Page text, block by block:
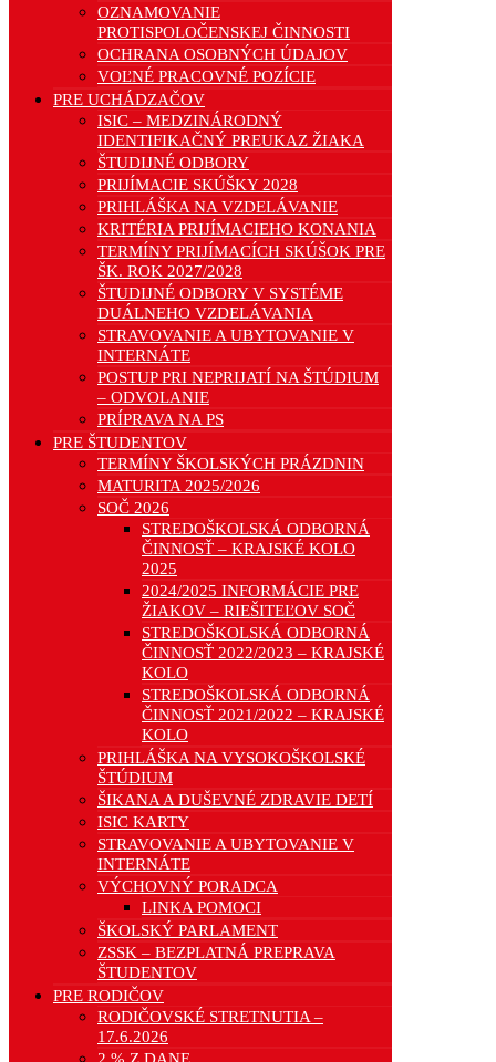
OZNAMOVANIE
PROTISPOLOČENSKEJ ČINNOSTI
OCHRANA OSOBNÝCH ÚDAJOV
VOĽNÉ PRACOVNÉ POZÍCIE
PRE UCHÁDZAČOV
ISIC – MEDZINÁRODNÝ
IDENTIFIKAČNÝ PREUKAZ ŽIAKA
ŠTUDIJNÉ ODBORY
PRIJÍMACIE SKÚŠKY 2028
PRIHLÁŠKA NA VZDELÁVANIE
KRITÉRIA PRIJÍMACIEHO KONANIA
TERMÍNY PRIJÍMACÍCH SKÚŠOK PRE
ŠK. ROK 2027/2028
ŠTUDIJNÉ ODBORY V SYSTÉME
DUÁLNEHO VZDELÁVANIA
STRAVOVANIE A UBYTOVANIE V
INTERNÁTE
POSTUP PRI NEPRIJATÍ NA ŠTÚDIUM
– ODVOLANIE
PRÍPRAVA NA PS
PRE ŠTUDENTOV
TERMÍNY ŠKOLSKÝCH PRÁZDNIN
MATURITA 2025/2026
SOČ 2026
STREDOŠKOLSKÁ ODBORNÁ
ČINNOSŤ – KRAJSKÉ KOLO
2025
2024/2025 INFORMÁCIE PRE
ŽIAKOV – RIEŠITEĽOV SOČ
STREDOŠKOLSKÁ ODBORNÁ
ČINNOSŤ 2022/2023 – KRAJSKÉ
KOLO
STREDOŠKOLSKÁ ODBORNÁ
ČINNOSŤ 2021/2022 – KRAJSKÉ
KOLO
PRIHLÁŠKA NA VYSOKOŠKOLSKÉ
ŠTÚDIUM
ŠIKANA A DUŠEVNÉ ZDRAVIE DETÍ
ISIC KARTY
STRAVOVANIE A UBYTOVANIE V
INTERNÁTE
VÝCHOVNÝ PORADCA
LINKA POMOCI
ŠKOLSKÝ PARLAMENT
ZSSK – BEZPLATNÁ PREPRAVA
ŠTUDENTOV
PRE RODIČOV
RODIČOVSKÉ STRETNUTIA –
17.6.2026